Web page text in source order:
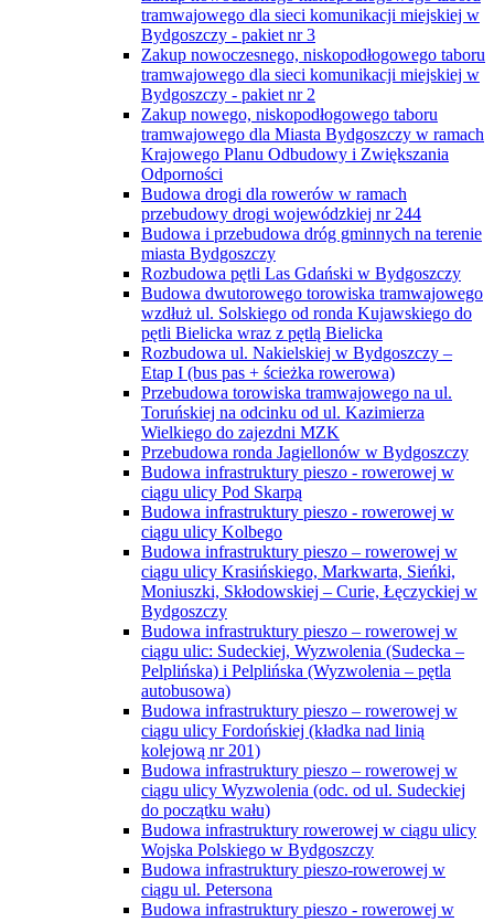
tramwajowego dla sieci komunikacji miejskiej w
Bydgoszczy - pakiet nr 3
Zakup nowoczesnego, niskopodłogowego taboru
tramwajowego dla sieci komunikacji miejskiej w
Bydgoszczy - pakiet nr 2
Zakup nowego, niskopodłogowego taboru
tramwajowego dla Miasta Bydgoszczy w ramach
Krajowego Planu Odbudowy i Zwiększania
Odporności
Budowa drogi dla rowerów w ramach
przebudowy drogi wojewódzkiej nr 244
Budowa i przebudowa dróg gminnych na terenie
miasta Bydgoszczy
Rozbudowa pętli Las Gdański w Bydgoszczy
Budowa dwutorowego torowiska tramwajowego
wzdłuż ul. Solskiego od ronda Kujawskiego do
pętli Bielicka wraz z pętlą Bielicka
Rozbudowa ul. Nakielskiej w Bydgoszczy –
Etap I (bus pas + ścieżka rowerowa)
Przebudowa torowiska tramwajowego na ul.
Toruńskiej na odcinku od ul. Kazimierza
Wielkiego do zajezdni MZK
Przebudowa ronda Jagiellonów w Bydgoszczy
Budowa infrastruktury pieszo - rowerowej w
ciągu ulicy Pod Skarpą
Budowa infrastruktury pieszo - rowerowej w
ciągu ulicy Kolbego
Budowa infrastruktury pieszo – rowerowej w
ciągu ulicy Krasińskiego, Markwarta, Sieńki,
Moniuszki, Skłodowskiej – Curie, Łęczyckiej w
Bydgoszczy
Budowa infrastruktury pieszo – rowerowej w
ciągu ulic: Sudeckiej, Wyzwolenia (Sudecka –
Pelplińska) i Pelplińska (Wyzwolenia – pętla
autobusowa)
Budowa infrastruktury pieszo – rowerowej w
ciągu ulicy Fordońskiej (kładka nad linią
kolejową nr 201)
Budowa infrastruktury pieszo – rowerowej w
ciągu ulicy Wyzwolenia (odc. od ul. Sudeckiej
do początku wału)
Budowa infrastruktury rowerowej w ciągu ulicy
Wojska Polskiego w Bydgoszczy
Budowa infrastruktury pieszo-rowerowej w
ciągu ul. Petersona
Budowa infrastruktury pieszo - rowerowej w